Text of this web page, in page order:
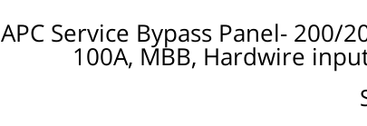
APC Service Bypass Panel- 200/
100A, MBB, Hardwire